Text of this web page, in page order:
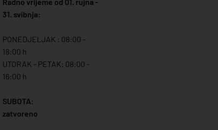
31. svibnja:
PONEDJELJAK : 08:00 -
18:00 h
UTORAK - PETAK: 08:00 -
16:00 h
SUBOTA:
zatvoreno